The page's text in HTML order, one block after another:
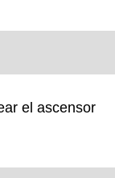
el ascensor